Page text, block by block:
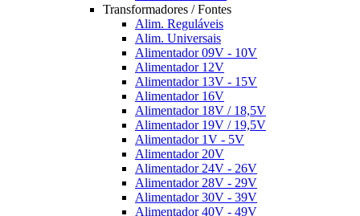
Transformadores / Fontes
Alim. Reguláveis
Alim. Universais
Alimentador 09V - 10V
Alimentador 12V
Alimentador 13V - 15V
Alimentador 16V
Alimentador 18V / 18,5V
Alimentador 19V / 19,5V
Alimentador 1V - 5V
Alimentador 20V
Alimentador 24V - 26V
Alimentador 28V - 29V
Alimentador 30V - 39V
Alimentador 40V - 49V